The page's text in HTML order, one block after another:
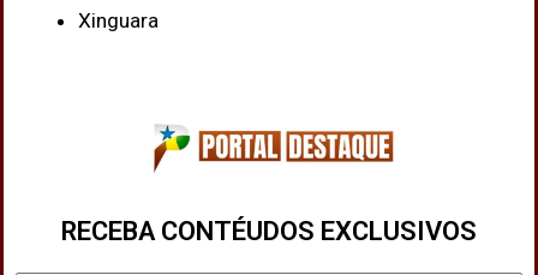
Xinguara
RECEBA CONTÉUDOS EXCLUSIVOS